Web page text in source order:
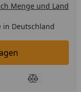
Menge und Land
in Deutschland
legen
Produkt